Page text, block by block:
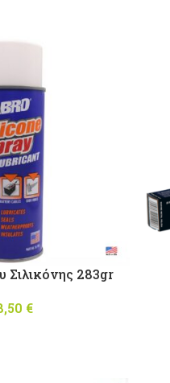
Σιλικόνης 283gr
€